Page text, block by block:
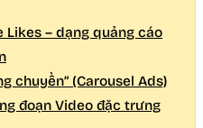
Likes – dạng quảng cáo
chuyền” (Carousel Ads)
đoạn Video đặc trưng